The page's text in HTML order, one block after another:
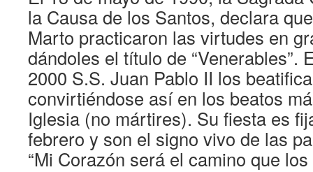
la Causa de los Santos, declara
Marto practicaron las virtudes en
dándoles el título de “Venerables”.
2000 S.S. Juan Pablo II los
convirtiéndose así en los beatos
Iglesia (no mártires). Su fiesta es
febrero y son el signo vivo de las
“Mi Corazón será el camino que los